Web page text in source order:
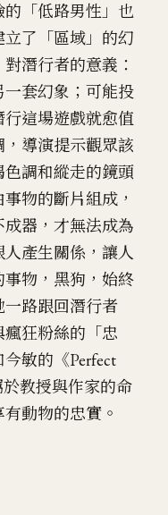
「低路男性」也
了「區域」的幻
潛行者的意義：
套幻象；可能投
這場遊戲就愈值
導演提示觀眾該
調和縱走的鏡頭
物的斷片組成，
器，才無法成為
產生關係，讓人
物，黑狗，始終
路跟回潛行者
瘋狂粉絲的「忠
敏的《Perfect
教授與作家的命
動物的忠實。